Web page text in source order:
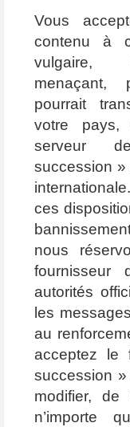
Vous
contenu à
vulgaire,
menaçant,
pourrait
votre
serveur
succession »
ces
nous
fournisseur
autorités
les
au
acceptez le
succession
modifier, de
n’importe